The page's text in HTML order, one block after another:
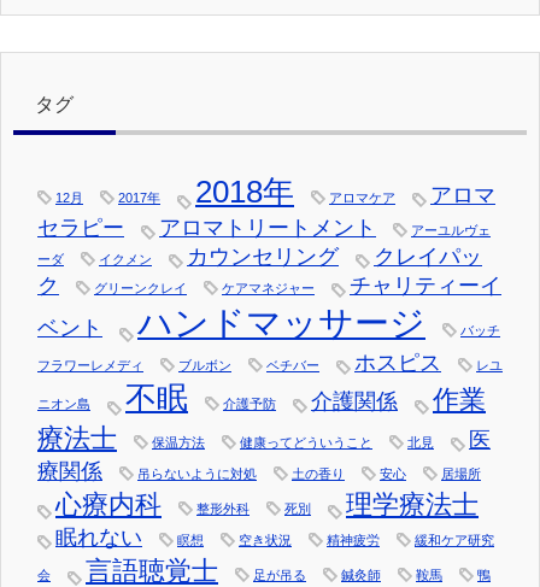
タグ
12月 2017年 2018年 アロマケア
アロマ
セラピー
アロマトリートメント
アーユルヴェ
ーダ
イクメン カウンセリング
クレイパッ
ク
グリーンクレイ ケアマネジャー
チャリティーイ
ベント
ハンドマッサージ バッチ
フラワーレメディ ブルボン ベチバー ホスピス レユ
ニオン島 不眠 介護予防 介護関係
作業
療法士
保温方法 健康ってどういうこと 北見
医
療関係
吊らないように対処 土の香り 安心 居場所
心療内科 整形外科 死別 理学療法士
眠れない 瞑想 空き状況 精神疲労 緩和ケア研究
会 言語聴覚士 足が吊る 鍼灸師 鞍馬
鴨